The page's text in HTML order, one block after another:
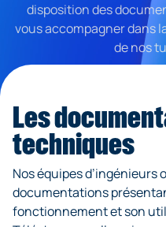
disposition des
vous accompagner dans
de nos
Les
techniques
Nos équipes d’ingénieurs
documentations
fonctionnement et son